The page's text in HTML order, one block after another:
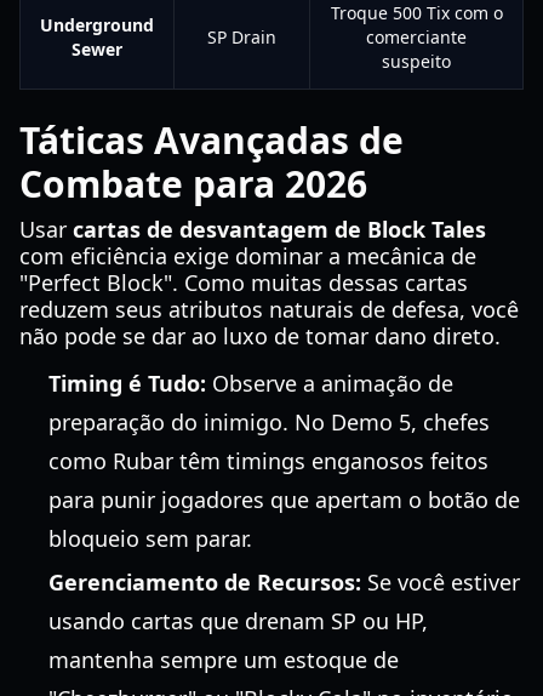
Underground
Sewer
SP Drain
Troque 500 Tix com o
comerciante
suspeito
Táticas Avançadas de
Combate para 2026
Usar cartas de desvantagem de Block Tales
com eficiência exige dominar a mecânica de
"Perfect Block". Como muitas dessas cartas
reduzem seus atributos naturais de defesa, você
não pode se dar ao luxo de tomar dano direto.
Timing é Tudo: Observe a animação de
preparação do inimigo. No Demo 5, chefes
como Rubar têm timings enganosos feitos
para punir jogadores que apertam o botão de
bloqueio sem parar.
Gerenciamento de Recursos: Se você estiver
usando cartas que drenam SP ou HP,
mantenha sempre um estoque de